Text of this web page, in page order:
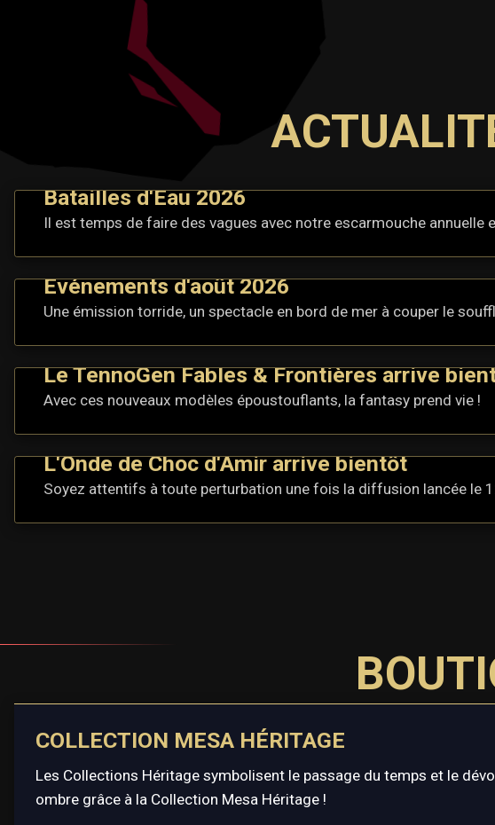
Batailles d'Eau 2026
Il est temps de faire des vagues avec notre escarmouche annuelle
Événements d'août 2026
Une émission torride, un spectacle en bord de mer à couper le
Le TennoGen Fables & Frontières arrive
Avec ces nouveaux modèles époustouflants, la fantasy prend vie !
L'Onde de Choc d'Amir arrive bientôt
Soyez attentifs à toute perturbation une fois la diffusion lancée le
COLLECTION MESA HÉRITAGE
Les Collections Héritage symbolisent le passage du temps et le
ombre grâce à la Collection Mesa Héritage !